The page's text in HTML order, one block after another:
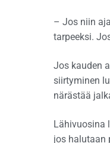
– Jos niin
tarpeeksi.
Jos kauden
siirtyminen
närästää
Lähivuosina
jos halutaan